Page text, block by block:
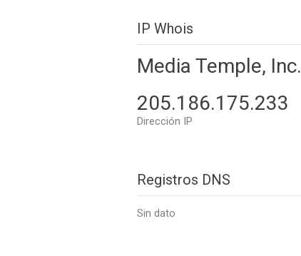
IP Whois
Media Temple, Inc.
205.186.175.233
Dirección IP
Registros DNS
Sin dato